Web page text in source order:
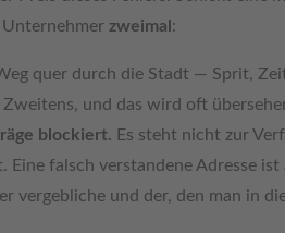
zweimal :
quer durch die Stadt — Sprit,
und das wird oft
blockiert. Es steht nicht zur
Eine falsch verstandene Adresse
vergebliche und der, den man in